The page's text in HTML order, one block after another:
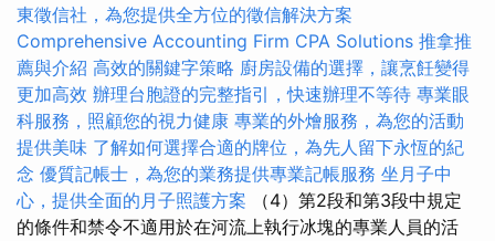
東徵信社，為您提供全方位的徵信解決方案
Comprehensive Accounting Firm CPA Solutions 推拿推
薦與介紹 高效的關鍵字策略 廚房設備的選擇，讓烹飪變得
更加高效 辦理台胞證的完整指引，快速辦理不等待 專業眼
科服務，照顧您的視力健康 專業的外燴服務，為您的活動
提供美味 了解如何選擇合適的牌位，為先人留下永恆的紀
念 優質記帳士，為您的業務提供專業記帳服務 坐月子中
心，提供全面的月子照護方案 （4）第2段和第3段中規定
的條件和禁令不適用於在河流上執行冰塊的專業人員的活